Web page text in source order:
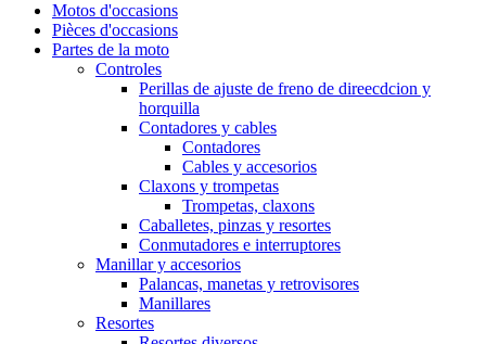
Motos d'occasions
Pièces d'occasions
Partes de la moto
Controles
Perillas de ajuste de freno de direecdcion y
horquilla
Contadores y cables
Contadores
Cables y accesorios
Claxons y trompetas
Trompetas, claxons
Caballetes, pinzas y resortes
Conmutadores e interruptores
Manillar y accesorios
Palancas, manetas y retrovisores
Manillares
Resortes